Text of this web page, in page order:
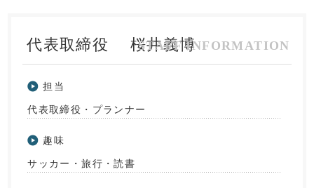
代表取締役 桜井義博
担当
代表取締役・プランナー
趣味
サッカー・旅行・読書